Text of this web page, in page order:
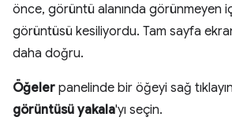
önce, görüntü alanında görünmeyen
görüntüsü kesiliyordu. Tam sayfa
daha doğru.
Öğeler panelinde bir öğeyi sağ
görüntüsü yakala'yı seçin.